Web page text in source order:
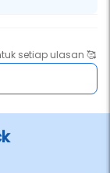
setiap ulasan 🥰